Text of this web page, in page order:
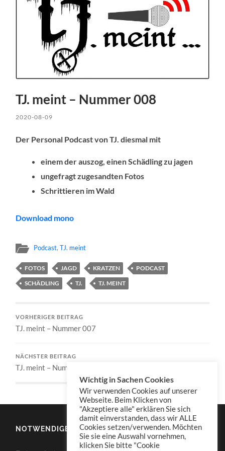
TJ. meint – Nummer 008
2020-08-09
Der Personal Podcast von TJ. diesmal mit
einem der auszog, einen Schädling zu jagen
ungefragt zugesandten Fotos
Schrittieren im Wald
Download mono
Podcast,TJ. meint
FOTOS JAGD KRATZEN
PODCAST
SCHÄDLING
TJ. TJ. MEINT
VORHERIGER BEITRAG
TJ. meint – Nummer 007
NÄCHSTER BEITRAG
TJ. meint – Nummer 009
NOTWENDIGES
Wichtig in Sachen Cookies
Wir verwenden Cookies auf unserer
Webseite. Beim Klicken von
"Akzeptiere alle" erklären Sie sich
damit einverstanden, dass wir ALLE
Cookies setzen/verwenden. Möchten
Sie sie eine Auswahl vornehmen,
klicken Sie bitte "Cookie